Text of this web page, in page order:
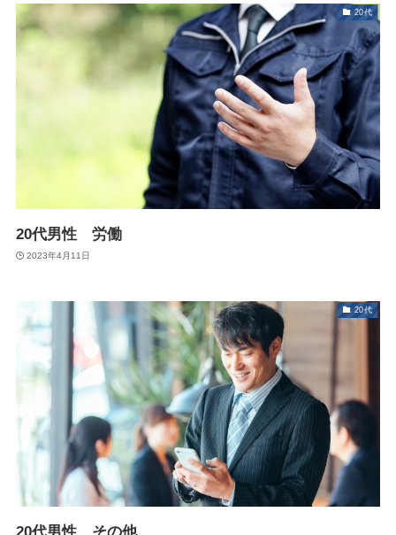
20代
20代男性 労働
2023年4月11日
20代
20代男性 その他